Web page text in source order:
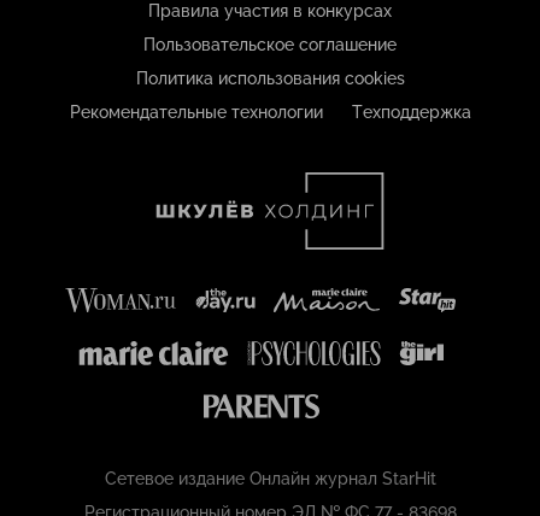
Правила участия в конкурсах
Пользовательское соглашение
Политика использования cookies
Рекомендательные технологии
Техподдержка
Сетевое издание Онлайн журнал StarHit